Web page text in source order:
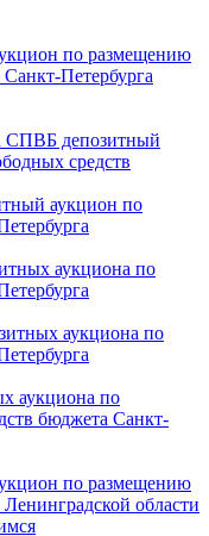
по размещению
Петербурга
СПВБ депозитный
средств
аукцион по
аукциона по
аукциона по
аукциона по
бюджета Санкт-
по размещению
области